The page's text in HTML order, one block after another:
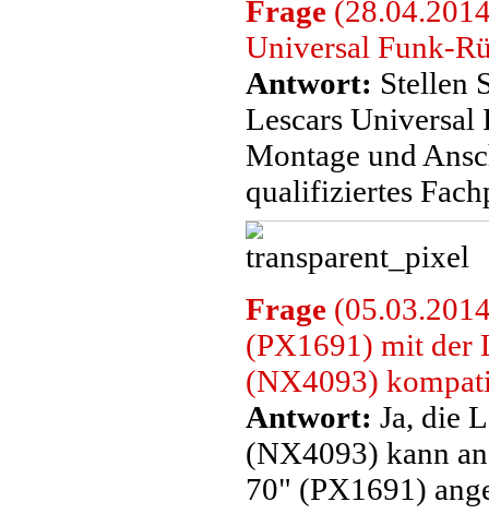
Frage
Universal Funk-
Antwort: Stellen
Lescars Universal
Montage und
qualifiziertes
Frage
(PX1691) mit der
(NX4093)
Antwort: Ja, die
(NX4093) kann
70" (PX1691)